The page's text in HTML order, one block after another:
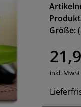
Größe:
inkl.